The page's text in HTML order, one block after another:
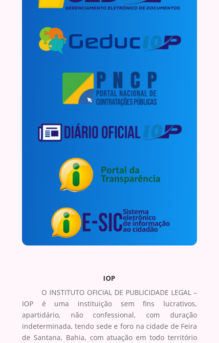
IOP
O INSTITUTO OFICIAL DE PUBLICIDADE LEGAL –
IOP é uma instituição sem fins lucrativos,
apartidário, não confessional, com duração
indeterminada, tendo sede e foro na cidade de Feira
de Santana, Bahia, com atuação em todo território